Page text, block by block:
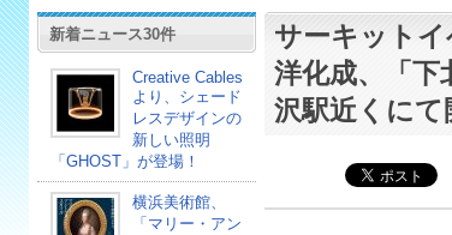
新着ニュース30件
Creative Cables
より、シェード
レスデザインの
新しい照明
「GHOST」が登場！
横浜美術館、
「マリー・アン
サーキット
洋化成、「下
沢駅近くにて